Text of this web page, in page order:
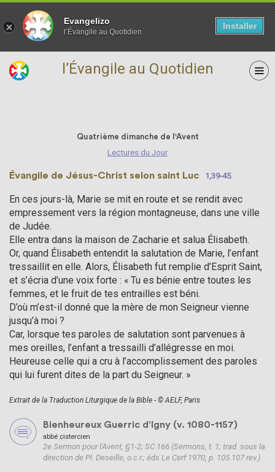
Evangelizo
l’Évangile au Quotidien
Installer
l’Évangile au Quotidien 22 décembre
Quatrième dimanche de l'Avent
Lectures du Jour
Évangile de Jésus-Christ selon saint Luc 1,39-45.
En ces jours-là, Marie se mit en route et se rendit avec
empressement vers la région montagneuse, dans une ville
de Judée.
Elle entra dans la maison de Zacharie et salua Élisabeth.
Or, quand Élisabeth entendit la salutation de Marie, l’enfant
tressaillit en elle. Alors, Élisabeth fut remplie d’Esprit Saint,
et s’écria d’une voix forte : « Tu es bénie entre toutes les
femmes, et le fruit de tes entrailles est béni.
D’où m’est-il donné que la mère de mon Seigneur vienne
jusqu’à moi ?
Car, lorsque tes paroles de salutation sont parvenues à
mes oreilles, l’enfant a tressailli d’allégresse en moi.
Heureuse celle qui a cru à l’accomplissement des paroles
qui lui furent dites de la part du Seigneur. »
Extrait de la Traduction Liturgique de la Bible - © AELF, Paris
Bienheureux Guerric d'Igny (v. 1080-1157)
abbé cistercien
2e Sermon pour l'Avent, §1-2; SC 166 (Sermons, t. 1; trad. sous la
direction de Pl. Deseille, o.c.r.; éds Le Cerf 1970, p. 105.107 rev.)